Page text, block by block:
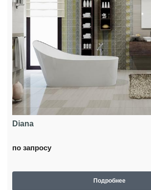
Diana
по запросу
Подробнее